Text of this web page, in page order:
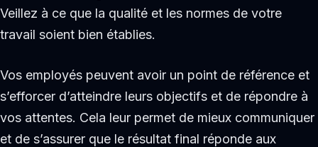
Veillez à ce que la qualité et les normes de votre
travail soient bien établies.
Vos employés peuvent avoir un point de référence et
s’efforcer d’atteindre leurs objectifs et de répondre à
vos attentes. Cela leur permet de mieux communiquer
et de s’assurer que le résultat final réponde aux